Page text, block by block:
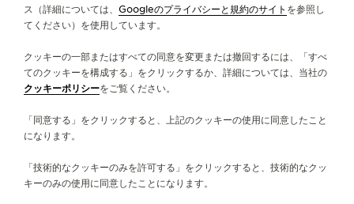
ニュースレターに登録
サービス
お問い合わせ
ス（詳細については、 Googleのプライバシーと規約のサイト を参照し
てください）を使用しています。
クッキーの一部またはすべての同意を変更または撤回するには、「すべ
てのクッキーを構成する」をクリックするか、詳細については、当社の
クッキーポリシーをご覧ください。
「同意する」をクリックすると、上記のクッキーの使用に同意したこと
になります。
「技術的なクッキーのみを許可する」をクリックすると、技術的なクッ
キーのみの使用に同意したことになります。